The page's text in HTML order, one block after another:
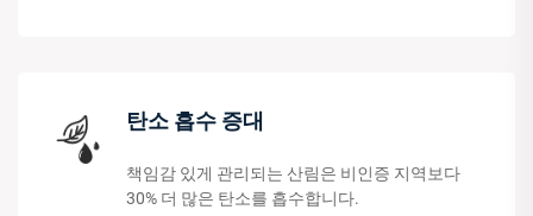
탄소 흡수 증대
책임감 있게 관리되는 산림은 비인증 지역보다
30% 더 많은 탄소를 흡수합니다.